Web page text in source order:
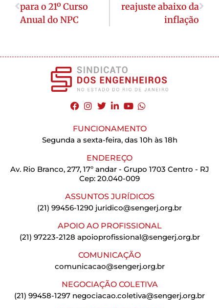
para o 21º Curso
Anual do NPC
reajuste abaixo da
inflação
FUNCIONAMENTO
Segunda a sexta-feira, das 10h às 18h
ENDEREÇO
Av. Rio Branco, 277, 17º andar - Grupo 1703 Centro - RJ
Cep: 20.040-009
ASSUNTOS JURÍDICOS
(21) 99456-1290 juridico@sengerj.org.br
APOIO AO PROFISSIONAL
(21) 97223-2128 apoioprofissional@sengerj.org.br
COMUNICAÇÃO
comunicacao@sengerj.org.br
NEGOCIAÇÃO COLETIVA
(21) 99458-1297 negociacao.coletiva@sengerj.org.br